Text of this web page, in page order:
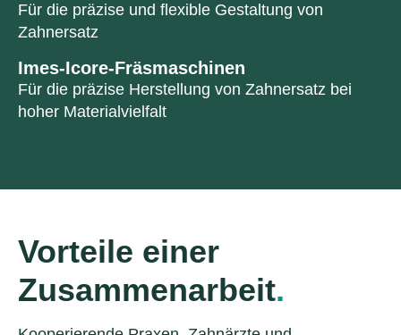
Für die präzise und flexible Gestaltung von
Zahnersatz
Imes-Icore-Fräsmaschinen
Für die präzise Herstellung von Zahnersatz bei
hoher Materialvielfalt
Vorteile einer
Zusammenarbeit.